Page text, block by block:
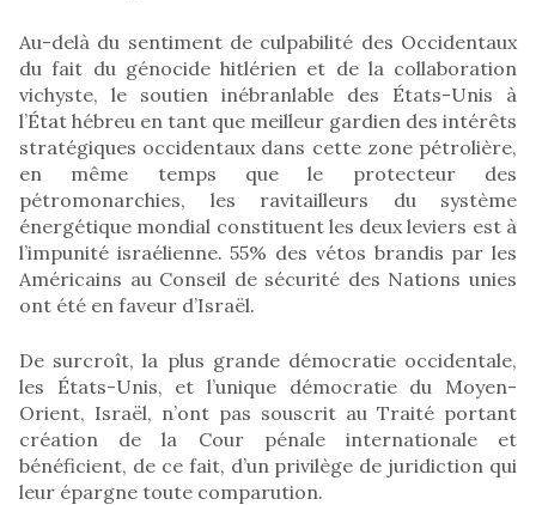
Au-delà du sentiment de culpabilité des Occidentaux
du fait du génocide hitlérien et de la collaboration
vichyste, le soutien inébranlable des États-Unis à
l’État hébreu en tant que meilleur gardien des intérêts
stratégiques occidentaux dans cette zone pétrolière,
en même temps que le protecteur des
pétromonarchies, les ravitailleurs du système
énergétique mondial constituent les deux leviers est à
l’impunité israélienne. 55% des vétos brandis par les
Américains au Conseil de sécurité des Nations unies
ont été en faveur d’Israël.
De surcroît, la plus grande démocratie occidentale,
les États-Unis, et l’unique démocratie du Moyen-
Orient, Israël, n’ont pas souscrit au Traité portant
création de la Cour pénale internationale et
bénéficient, de ce fait, d’un privilège de juridiction qui
leur épargne toute comparution.